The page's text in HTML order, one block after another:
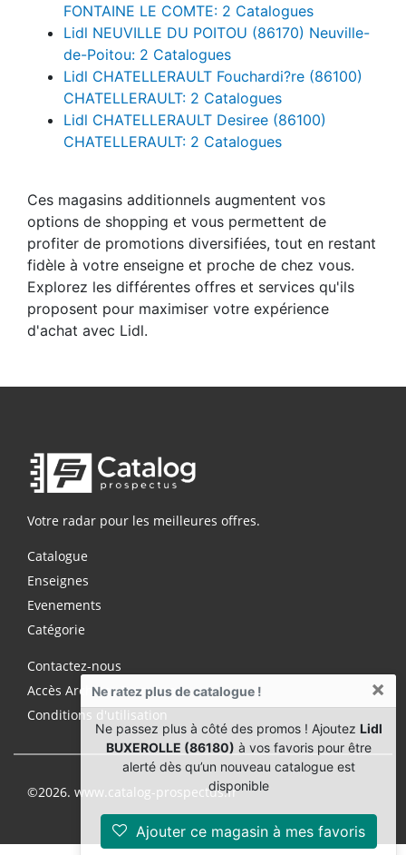
Ne ratez plus de catalogue ! ×
Ne passez plus à côté des promos ! Ajoutez Lidl
BUXEROLLE (86180) à vos favoris pour être
alerté dès qu’un nouveau catalogue est
disponible
Ajouter ce magasin à mes favoris
FONTAINE LE COMTE: 2 Catalogues
Lidl NEUVILLE DU POITOU (86170) Neuville-
de-Poitou: 2 Catalogues
Lidl CHATELLERAULT Fouchardi?re (86100)
CHATELLERAULT: 2 Catalogues
Lidl CHATELLERAULT Desiree (86100)
CHATELLERAULT: 2 Catalogues
Ces magasins additionnels augmentent vos
options de shopping et vous permettent de
profiter de promotions diversifiées, tout en restant
fidèle à votre enseigne et proche de chez vous.
Explorez les différentes offres et services qu'ils
proposent pour maximiser votre expérience
d'achat avec Lidl.
Votre radar pour les meilleures offres.
Catalogue
Enseignes
Evenements
Catégorie
Contactez-nous
Accès Archives Premium
Conditions d'utilisation
©2026. www.catalog-prospectus.fr